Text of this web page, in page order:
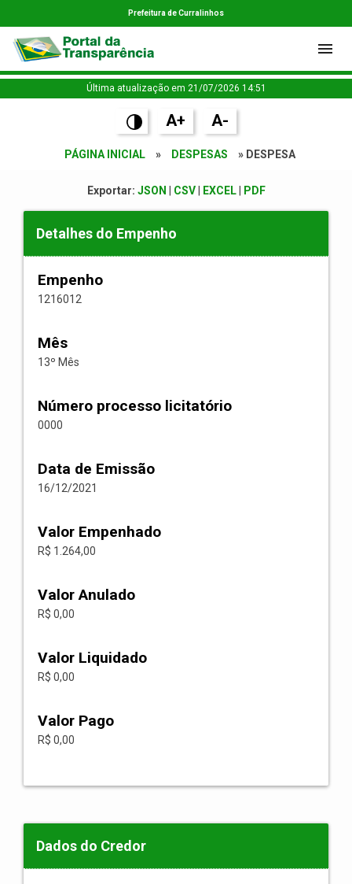
Prefeitura de Curralinhos
Última atualização em 21/07/2026 14:51
A+ A-
PÁGINA INICIAL » DESPESAS » DESPESA
Exportar: JSON CSV| EXCEL| PDF
Detalhes do Empenho
Empenho
1216012
Mês
13º Mês
Número processo licitatório
0000
Data de Emissão
16/12/2021
Valor Empenhado
R$ 1.264,00
Valor Anulado
R$ 0,00
Valor Liquidado
R$ 0,00
Valor Pago
R$ 0,00
Dados do Credor